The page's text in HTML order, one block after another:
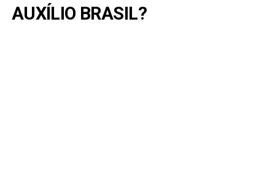
AUXÍLIO BRASIL?